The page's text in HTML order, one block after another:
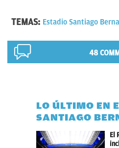
TEMAS: Estadio Santiago
48
LO ÚLTIMO EN
SANTIAGO
El